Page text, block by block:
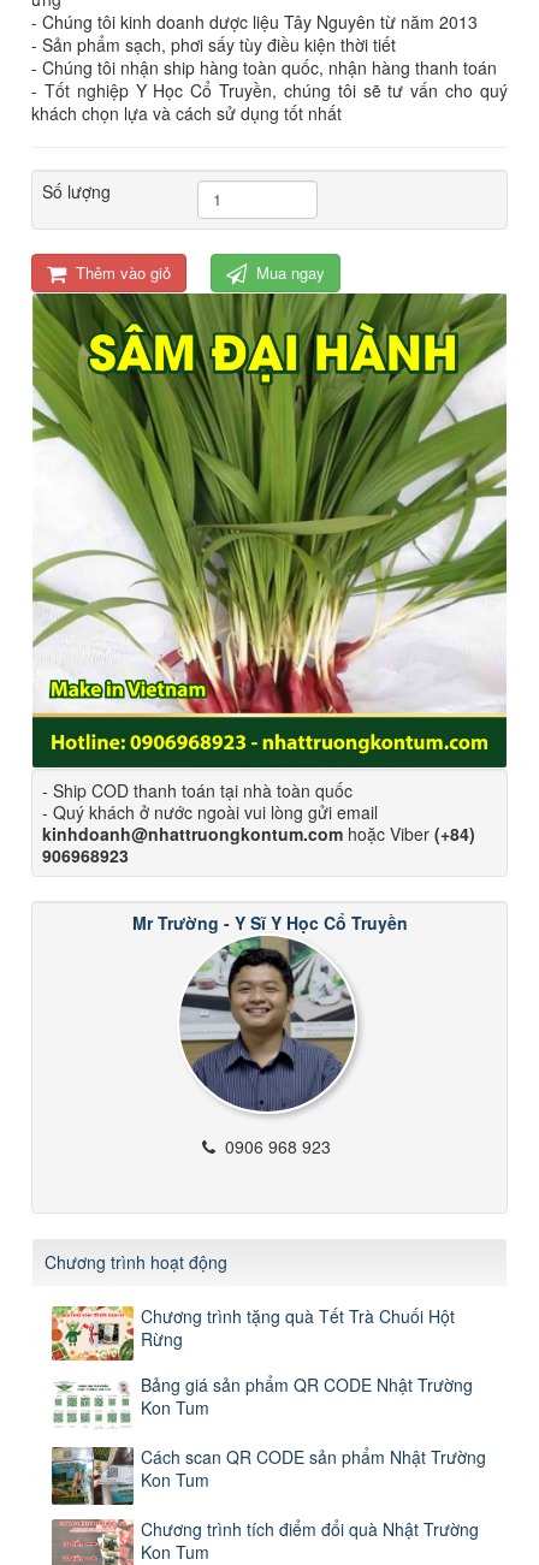
- Chúng tôi kinh doanh dược liệu Tây Nguyên từ năm 2013
- Sản phẩm sạch, phơi sấy tùy điều kiện thời tiết
- Chúng tôi nhận ship hàng toàn quốc, nhận hàng thanh toán
- Tốt nghiệp Y Học Cổ Truyền, chúng tôi sẽ tư vấn cho quý
khách chọn lựa và cách sử dụng tốt nhất
Số lượng
Thêm vào giỏ Mua ngay
- Ship COD thanh toán tại nhà toàn quốc
- Quý khách ở nước ngoài vui lòng gửi email
kinhdoanh@nhattruongkontum.com hoặc Viber (+84)
906968923
Mr Trường - Y Sĩ Y Học Cổ Truyền
0906 968 923
Chương trình hoạt động
Chương trình tặng quà Tết Trà Chuối Hột
Rừng
Bảng giá sản phẩm QR CODE Nhật Trường
Kon Tum
Cách scan QR CODE sản phẩm Nhật Trường
Kon Tum
Chương trình tích điểm đổi quà Nhật Trường
Kon Tum